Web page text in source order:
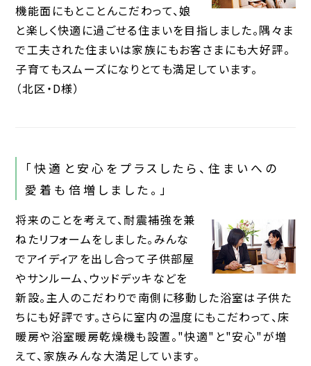
機能面にもとことんこだわって、娘
と楽しく快適に過ごせる住まいを目指しました。隅々ま
で工夫された住まいは家族にもお客さまにも大好評。
子育てもスムーズになりとても満足しています。
（北区・D様）
「快適と安心をプラスしたら、住まいへの
愛着も倍増しました。」
将来のことを考えて、耐震補強を兼
ねたリフォームをしました。みんな
でアイディアを出し合って子供部屋
やサンルーム、ウッドデッキなどを
新設。主人のこだわりで南側に移動した浴室は子供た
ちにも好評です。さらに室内の温度にもこだわって、床
暖房や浴室暖房乾燥機も設置。"快適"と"安心"が増
えて、家族みんな大満足しています。